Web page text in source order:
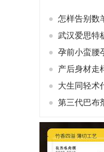
● 怎样告别数
● 武汉爱思特
● 孕前小蛮腰
●
产后身材走
●
大生同轻术
● 第三代巴